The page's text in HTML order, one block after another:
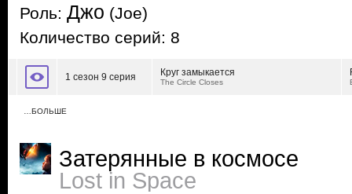
Роль: Джо (Joe)
Количество серий: 8
1 сезон 9 серия Круг замыкается
The Circle Closes
…БОЛЬШЕ
Затерянные в космосе
Lost in Space